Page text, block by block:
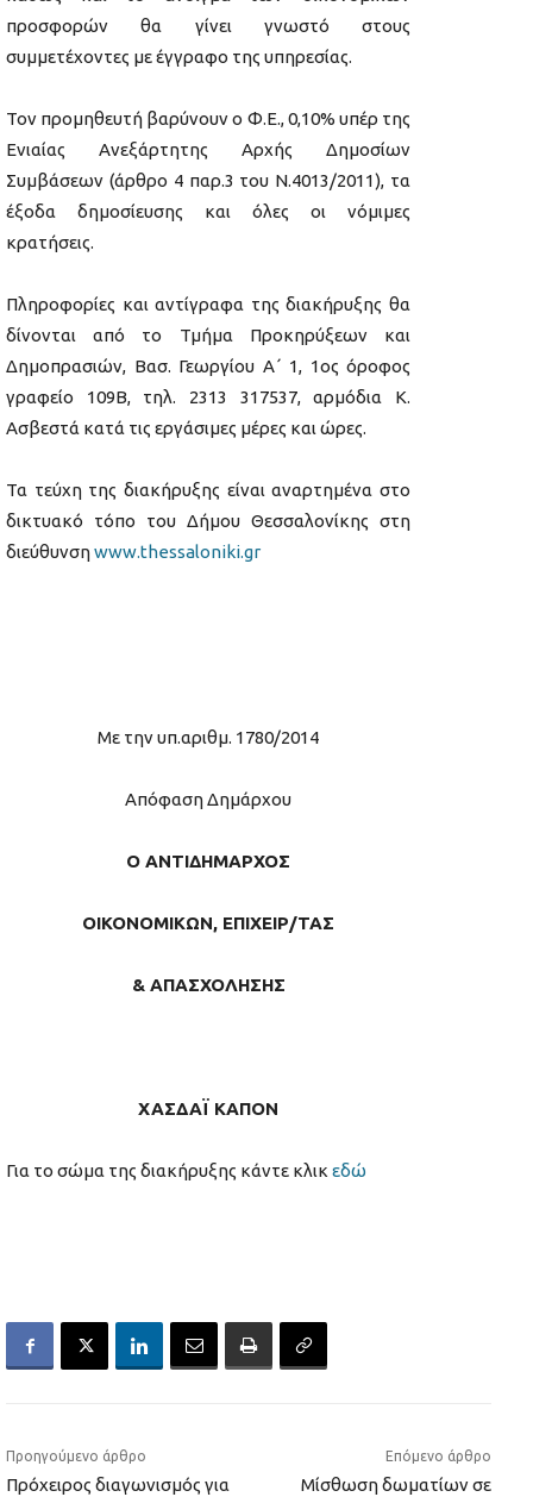
προσφορών θα γίνει γνωστό στους
συμμετέχοντες με έγγραφο της υπηρεσίας.
Τον προμηθευτή βαρύνουν ο Φ.Ε., 0,10% υπέρ της
Ενιαίας Ανεξάρτητης Αρχής Δημοσίων
Συμβάσεων (άρθρο 4 παρ.3 του Ν.4013/2011), τα
έξοδα δημοσίευσης και όλες οι νόμιμες
κρατήσεις.
Πληροφορίες και αντίγραφα της διακήρυξης θα
δίνονται από το Τμήμα Προκηρύξεων και
Δημοπρασιών, Βασ. Γεωργίου Α΄ 1, 1ος όροφος
γραφείο 109Β, τηλ. 2313 317537, αρμόδια Κ.
Ασβεστά κατά τις εργάσιμες μέρες και ώρες.
Τα τεύχη της διακήρυξης είναι αναρτημένα στο
δικτυακό τόπο του Δήμου Θεσσαλονίκης στη
διεύθυνσηwww.thessaloniki.gr
Με την υπ.αριθμ. 1780/2014
Απόφαση Δημάρχου
Ο ΑΝΤΙΔΗΜΑΡΧΟΣ
ΟΙΚΟΝΟΜΙΚΩΝ, ΕΠΙΧΕΙΡ/ΤΑΣ
& ΑΠΑΣΧΟΛΗΣΗΣ
ΧΑΣΔΑΪ ΚΑΠΟΝ
Για το σώμα της διακήρυξης κάντε κλικ εδώ
Προηγούμενο άρθρο
Πρόχειρος διαγωνισμός για
Επόμενο άρθρο
Μίσθωση δωματίων σε